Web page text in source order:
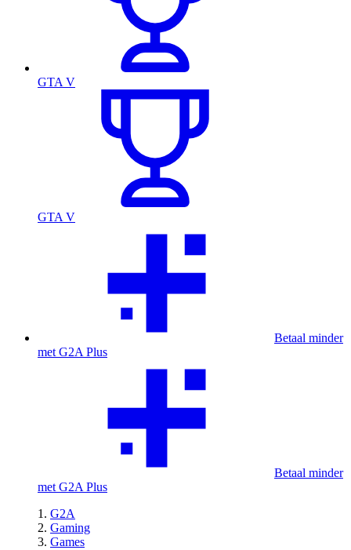
GTA V
GTA V
Betaal minder
met G2A Plus
Betaal minder
met G2A Plus
G2A
Gaming
Games